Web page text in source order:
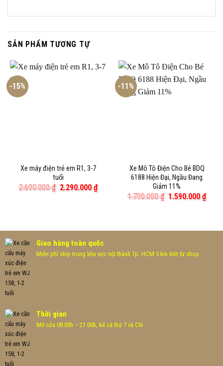
SẢN PHẨM TƯƠNG TỰ
-15%
Xe máy điện trẻ em R1, 3-7
tuổi
2.690.000₫ Giá
2.290.000₫Giá
hiện
-11%
Xe Mô Tô Điện Cho Bé BDQ
6188 Hiện Đại, Ngầu Đang
Giảm 11%
1.790.000₫ Giá
1.590.000₫Giá
hiện
Giao hàng toàn quốc
Miễn phí ship trong khu vực nội thành Tp. HCM 5 km tính từ shop
Thời gian
Mở cửa 08:00h – 21:00h, kể cả thứ 7 và CN